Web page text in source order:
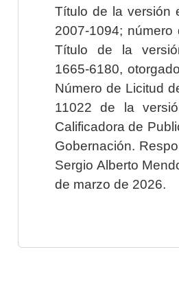
Título de la versión
2007-1094;
Título de la
1665-6180,
Número de Licitud
11022 de la
Calificadora de
Gobernación.
Sergio Alberto
de marzo de 2026.